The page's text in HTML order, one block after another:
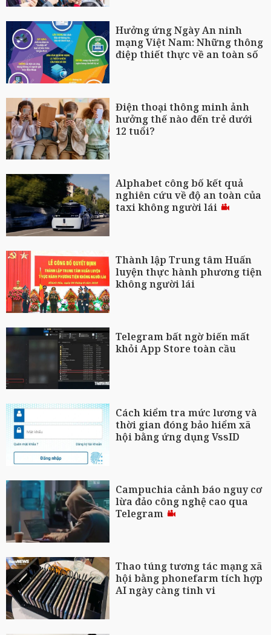
Hưởng ứng Ngày An ninh
mạng Việt Nam: Những thông
điệp thiết thực về an toàn số
Điện thoại thông minh ảnh
hưởng thế nào đến trẻ dưới
12 tuổi?
Alphabet công bố kết quả
nghiên cứu về độ an toàn của
taxi không người lái
Thành lập Trung tâm Huấn
luyện thực hành phương tiện
không người lái
Telegram bất ngờ biến mất
khỏi App Store toàn cầu
Cách kiểm tra mức lương và
thời gian đóng bảo hiểm xã
hội bằng ứng dụng VssID
Campuchia cảnh báo nguy cơ
lừa đảo công nghệ cao qua
Telegram
Thao túng tương tác mạng xã
hội bằng phonefarm tích hợp
AI ngày càng tinh vi